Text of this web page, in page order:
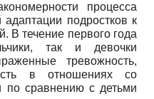
процесса
адаптации подростков к
В течение первого года
так и девочки
тревожность,
в отношениях со
по сравнению с детьми